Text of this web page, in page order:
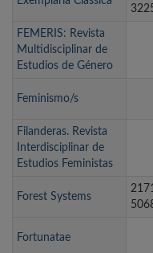
FEMERIS: Revista
Multidisciplinar de
Estudios de Género
Feminismo/s
Filanderas. Revista
Interdisciplinar de
Estudios Feministas
Forest Systems
Fortunatae